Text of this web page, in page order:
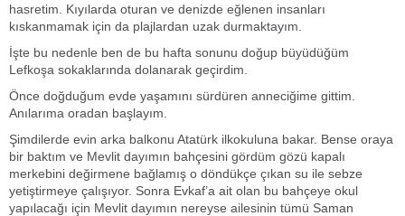
hasretim. Kıyılarda oturan ve denizde eğlenen insanları
kıskanmamak için da plajlardan uzak durmaktayım.
İşte bu nedenle ben de bu hafta sonunu doğup büyüdüğüm
Lefkoşa sokaklarında dolanarak geçirdim.
Önce doğduğum evde yaşamını sürdüren anneciğime gittim.
Anılarıma oradan başlayım.
Şimdilerde evin arka balkonu Atatürk ilkokuluna bakar. Bense oraya
bir baktım ve Mevlit dayımın bahçesini gördüm gözü kapalı
merkebini değirmene bağlamış o döndükçe çıkan su ile sebze
yetiştirmeye çalışıyor. Sonra Evkaf’a ait olan bu bahçeye okul
yapılacağı için Mevlit dayımın nereyse ailesinin tümü Saman